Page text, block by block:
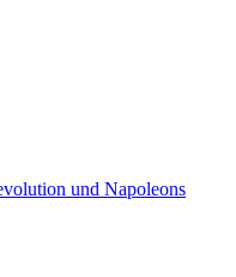
und Napoleons